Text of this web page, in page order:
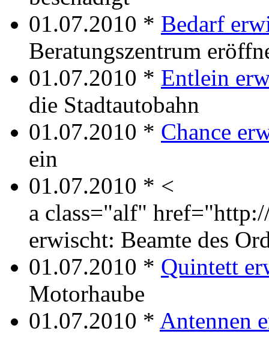
01.07.2010 * Bedarf
Beratungszentrum
01.07.2010 * Entlein
die Stadtautobahn
01.07.2010 * Chance
ein
01.07.2010 * <
a class="alf"
erwischt: Beamte des
01.07.2010 * Quintett
Motorhaube
01.07.2010 * Antennen